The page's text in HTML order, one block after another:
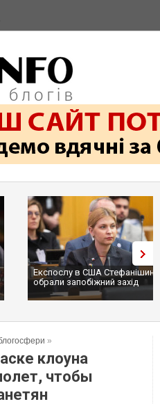
Експослу в США
обрали запобіжний захід
»
клоуна
чтобы